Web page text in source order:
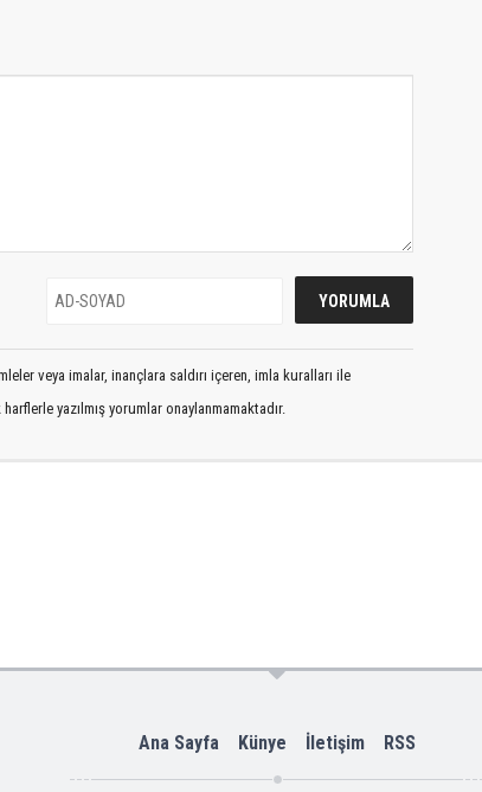
veya imalar, inançlara saldırı içeren, imla kuralları ile
yazılmış yorumlar onaylanmamaktadır.
Ana Sayfa Künye İletişim RSS